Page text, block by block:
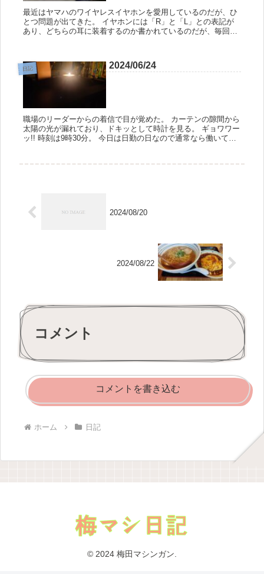
最近はヤマハのワイヤレスイヤホンを愛用しているのだが、ひ
とつ問題が出てきた。 イヤホンには「R」と「L」との表記が
あり、どちらの耳に装着するのか書かれているのだが、毎回つ
日記 2024/06/24
職場のリーダーからの着信で目が覚めた。 カーテンの隙間から
太陽の光が漏れており、ドキッとして時計を見る。 ギョワワー
ッ!! 時刻は9時30分。 今日は日勤の日なので通常なら働いてい
2024/08/20
2024/08/22
コメント
コメントを書き込む
ホーム 日記
© 2024 梅田マシンガン.